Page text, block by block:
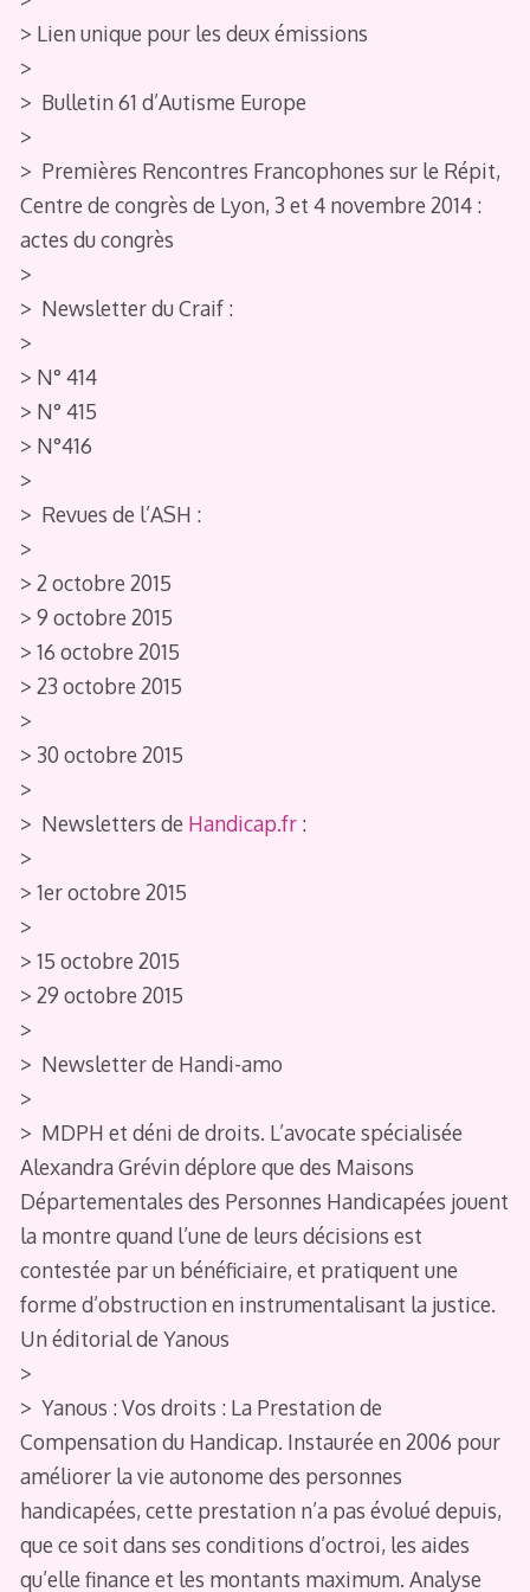
> Lien unique pour les deux émissions
>
> Bulletin 61 d’Autisme Europe
>
> Premières Rencontres Francophones sur le Répit,
Centre de congrès de Lyon, 3 et 4 novembre 2014 :
actes du congrès
>
> Newsletter du Craif :
>
> N° 414
> N° 415
> N°416
>
> Revues de l’ASH :
>
> 2 octobre 2015
> 9 octobre 2015
> 16 octobre 2015
> 23 octobre 2015
>
> 30 octobre 2015
>
> Newsletters de Handicap.fr:
>
> 1er octobre 2015
>
> 15 octobre 2015
> 29 octobre 2015
>
> Newsletter de Handi-amo
>
> MDPH et déni de droits. L’avocate spécialisée
Alexandra Grévin déplore que des Maisons
Départementales des Personnes Handicapées jouent
la montre quand l’une de leurs décisions est
contestée par un bénéficiaire, et pratiquent une
forme d’obstruction en instrumentalisant la justice.
Un éditorial de Yanous
>
> Yanous : Vos droits : La Prestation de
Compensation du Handicap. Instaurée en 2006 pour
améliorer la vie autonome des personnes
handicapées, cette prestation n’a pas évolué depuis,
que ce soit dans ses conditions d’octroi, les aides
qu’elle finance et les montants maximum. Analyse